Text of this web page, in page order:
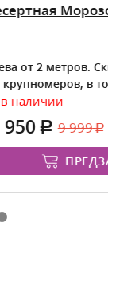
крупномер
на посадку
числе разных